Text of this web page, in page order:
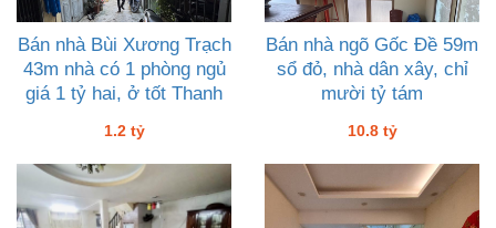
Bán nhà Bùi Xương Trạch
43m nhà có 1 phòng ngủ
giá 1 tỷ hai, ở tốt Thanh
1.2 tỷ
Bán nhà ngõ Gốc Đề 59m
sổ đỏ, nhà dân xây, chỉ
mười tỷ tám
10.8 tỷ